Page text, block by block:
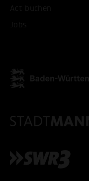
Act buchen
Jobs